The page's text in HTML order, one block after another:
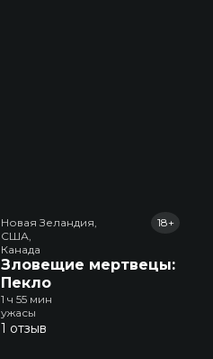
Новая Зеландия,
США,
Канада
Зловещие мертвецы:
Пекло
18+
1 ч 55 мин
ужасы
1 отзыв